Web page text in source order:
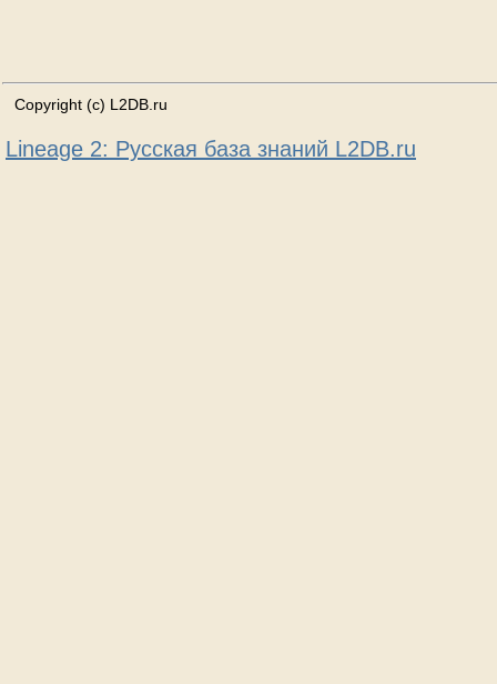
Copyright (c) L2DB.ru
Lineage 2: Русская база знаний L2DB.ru